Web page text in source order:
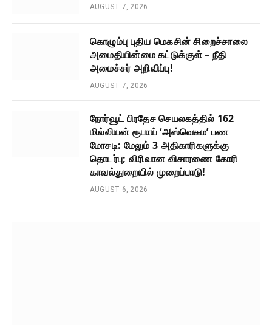
AUGUST 7, 2026
கொழும்பு புதிய மெகசின் சிறைச்சாலை
அமைதியின்மை கட்டுக்குள் – நீதி
அமைச்சர் அறிவிப்பு!
AUGUST 7, 2026
நோர்வூட் பிரதேச செயலகத்தில் 162
மில்லியன் ரூபாய் ‘அஸ்வெசும’ பண
மோசடி: மேலும் 3 அதிகாரிகளுக்கு
தொடர்பு; விரிவான விசாரணை கோரி
காவல்துறையில் முறைப்பாடு!
AUGUST 6, 2026